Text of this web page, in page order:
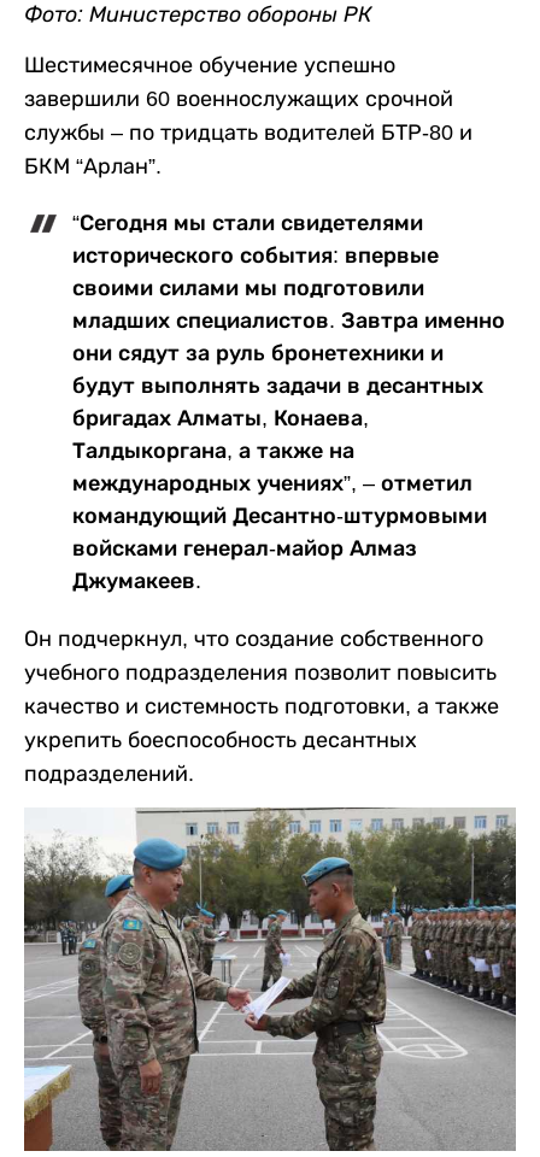
Фото: Министерство обороны РК
Шестимесячное обучение успешно
завершили 60 военнослужащих срочной
службы – по тридцать водителей БТР-80 и
БКМ “Арлан”.
“Сегодня мы стали свидетелями
исторического события: впервые
своими силами мы подготовили
младших специалистов. Завтра именно
они сядут за руль бронетехники и
будут выполнять задачи в десантных
бригадах Алматы, Конаева,
Талдыкоргана, а также на
международных учениях”, – отметил
командующий Десантно-штурмовыми
войсками генерал-майор Алмаз
Джумакеев.
Он подчеркнул, что создание собственного
учебного подразделения позволит повысить
качество и системность подготовки, а также
укрепить боеспособность десантных
подразделений.